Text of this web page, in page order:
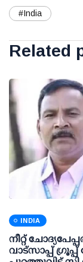
#India
Related
INDIA
നീറ്റ്
വാട്സാപ്പ് ഗ്രൂപ്പ്